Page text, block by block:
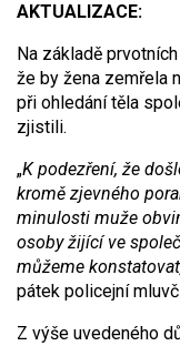
AKTUALIZACE:
Na základě
že by žena zemřela
při ohledání těla
zjistili.
„K podezření, že
kromě zjevného
minulosti muže
osoby žijící ve
můžeme
pátek policejní
Z výše uvedeného